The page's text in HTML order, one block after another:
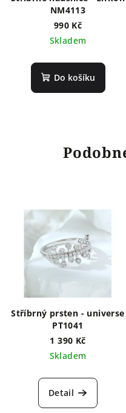
NM4113
990 Kč
Skladem
Do košíku
Stříbrný prsten - universe
PT1041
1 390 Kč
Skladem
Detail